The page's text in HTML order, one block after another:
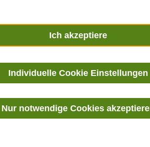
Ich akzeptiere
Individuelle Cookie Einstellungen
Nur notwendige Cookies
und Temperaturmessung für